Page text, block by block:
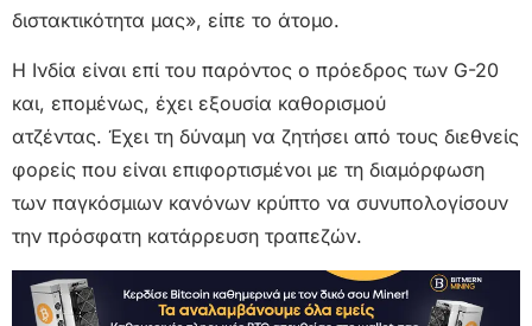
διστακτικότητα μας», είπε το άτομο.
Η Ινδία είναι επί του παρόντος ο πρόεδρος των G-20
και, επομένως, έχει εξουσία καθορισμού
ατζέντας. Έχει τη δύναμη να ζητήσει από τους διεθνείς
φορείς που είναι επιφορτισμένοι με τη διαμόρφωση
των παγκόσμιων κανόνων κρύπτο να συνυπολογίσουν
την πρόσφατη κατάρρευση τραπεζών.